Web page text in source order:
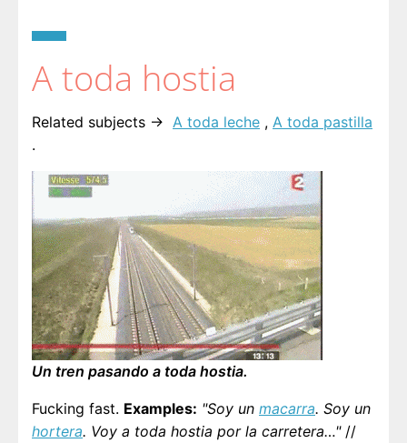
A toda hostia
Related subjects → A toda leche , A toda pastilla
.
Un tren pasando a toda hostia.
Fucking fast. Examples: "Soy un macarra. Soy un
hortera. Voy a toda hostia por la carretera…"//